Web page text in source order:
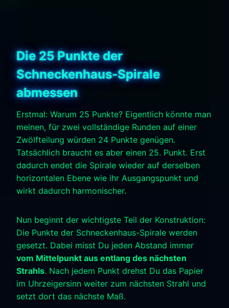
Die 25 Punkte der
Schneckenhaus-Spirale
abmessen
Erstmal: Warum 25 Punkte? Eigentlich könnte man
meinen, für zwei vollständige Runden auf einer
Zwölfteilung würden 24 Punkte genügen.
Tatsächlich braucht es aber einen 25. Punkt. Erst
dadurch endet die Spirale wieder auf derselben
horizontalen Ebene wie ihr Ausgangspunkt und
wirkt dadurch harmonischer.
Nun beginnt der wichtigste Teil der Konstruktion:
Die Punkte der Schneckenhaus-Spirale werden
gesetzt. Dabei misst Du jeden Abstand immer
vom Mittelpunkt aus entlang des nächsten
Strahls. Nach jedem Punkt drehst Du das Papier
im Uhrzeigersinn weiter zum nächsten Strahl und
setzt dort das nächste Maß.